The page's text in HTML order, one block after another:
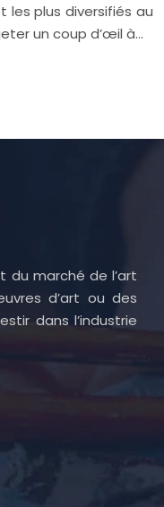
les plus diversifiés au
un coup d’œil à…
du marché de l’art
d’art ou des
dans l’industrie